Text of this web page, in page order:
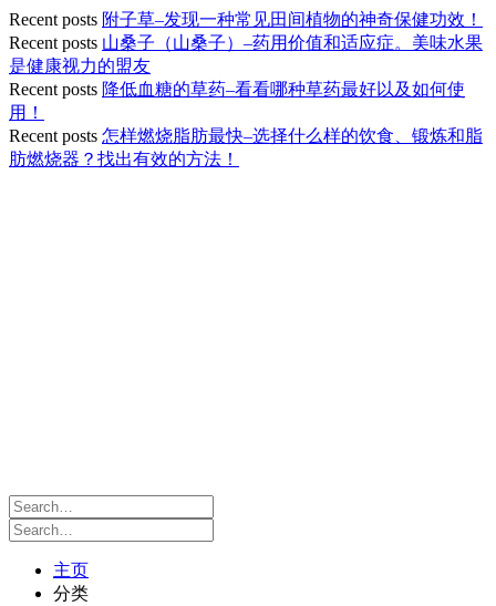
Recent posts 附子草–发现一种常见田间植物的神奇保健功效！
Recent posts 山桑子（山桑子）–药用价值和适应症。美味水果
是健康视力的盟友
Recent posts 降低血糖的草药–看看哪种草药最好以及如何使
用！
Recent posts 怎样燃烧脂肪最快–选择什么样的饮食、锻炼和脂
肪燃烧器？找出有效的方法！
主页
分类